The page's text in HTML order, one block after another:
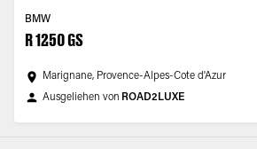
BMW
R 1250 GS
Marignane, Provence-Alpes-Cote d'Azur
Ausgeliehen von ROAD2LUXE